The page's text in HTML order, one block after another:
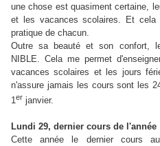
une chose est quasiment certaine,
et les vacances scolaires. Et cela
pratique de chacun.
Outre sa beauté et son confort,
NIBLE. Cela me permet
vacances scolaires et les jours
n'assure jamais les cours sont les
1er janvier.
Lundi 29, dernier cours de l'année
Cette année le dernier cours